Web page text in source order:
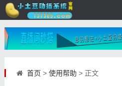
首页 > 使用帮助 > 正文